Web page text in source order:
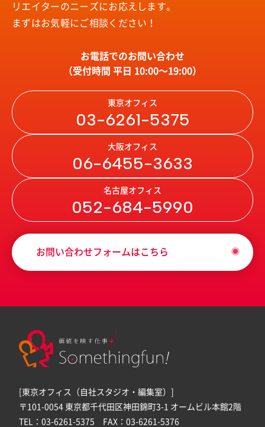
リエイターのニーズにお応えします。
まずはお気軽にご相談ください！
お電話でのお問い合わせ
（受付時間 平日 10:00〜19:00）
東京オフィス
03-6261-5375
大阪オフィス
06-6455-3633
名古屋オフィス
052-684-5990
お問い合わせフォームはこちら
[東京オフィス（自社スタジオ・編集室）]
〒101-0054 東京都千代田区神田錦町3-1 オームビル本館2階
TEL：03-6261-5375 FAX：03-6261-5376